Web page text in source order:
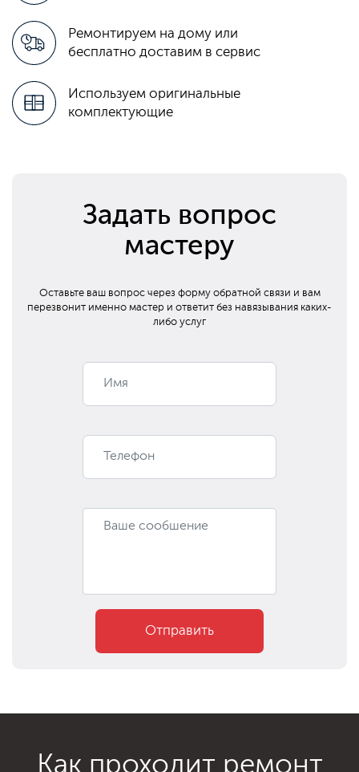
Ремонтируем на дому или
бесплатно доставим в сервис
Используем оригинальные
комплектующие
Задать вопрос
мастеру
Оставьте ваш вопрос через форму обратной связи и вам
перезвонит именно мастер и ответит без навязывания каких-
либо услуг
Отправить
Как проходит ремонт